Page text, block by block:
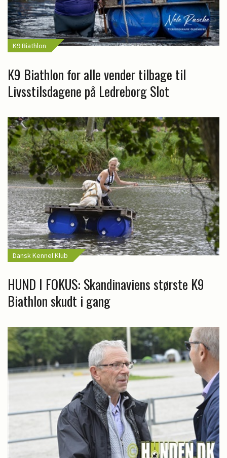
K9 Biathlon
K9 Biathlon for alle vender tilbage til
Livsstilsdagene på Ledreborg Slot
Dansk Kennel Klub
HUND I FOKUS: Skandinaviens største K9
Biathlon skudt i gang